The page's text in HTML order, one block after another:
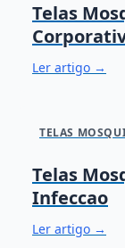
Telas
Ler artigo →
TELAS
Telas
Infeccao
Ler artigo →